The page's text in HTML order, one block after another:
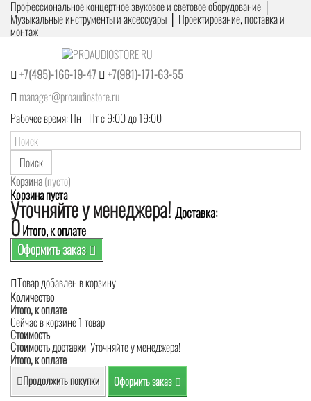
Профессиональное концертное звуковое и световое оборудование │
Музыкальные инструменты и аксессуары │ Проектирование, поставка и
монтаж
+7(495)-166-19-47
+7(981)-171-63-55
manager@proaudiostore.ru
Рабочее время: Пн - Пт с 9:00 до 19:00
Поиск
Корзина(пусто)
Корзина пуста
Уточняйте у менеджера! Доставка:
0Итого, к оплате
Оформить заказ
Товар добавлен в корзину
Количество
Итого, к оплате
Сейчас в корзине 1 товар.
Стоимость
Стоимость доставки Уточняйте у менеджера!
Итого, к оплате
Продолжить покупки Оформить заказ